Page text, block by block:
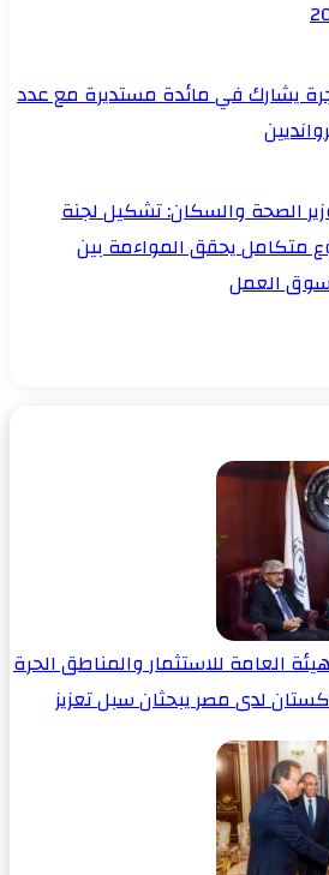
يشارك في مائدة مستديرة مع عدد
الصحة والسكان: تشكيل لجنة
متكامل يحقق المواءمة بين
العمل
العامة للاستثمار والمناطق الحرة
لدى مصر يبحثان سبل تعزيز